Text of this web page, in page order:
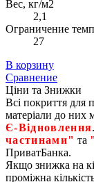
Вес, кг/м2
2,1
Ограничение
27
В корзину
Сравнение
Ціни та Знижки
Всі покриття для
матеріали до них
Є‑Відновлення
частинами" та
ПриватБанка.
Якщо знижка на
проміжна